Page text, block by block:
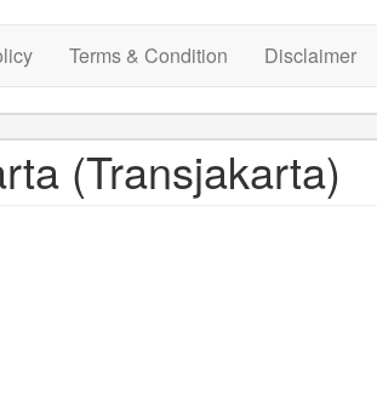
Terms & Condition Disclaimer
(Transjakarta)